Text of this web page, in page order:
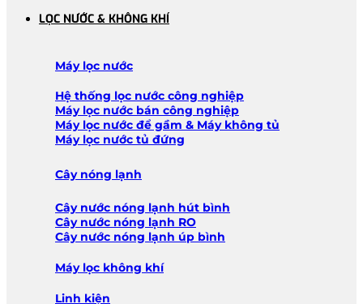
LỌC NƯỚC & KHÔNG KHÍ
Máy lọc nước
Hệ thống lọc nước công nghiệp
Máy lọc nước bán công nghiệp
Máy lọc nước để gầm & Máy không tủ
Máy lọc nước tủ đứng
Cây nóng lạnh
Cây nước nóng lạnh hút bình
Cây nước nóng lạnh RO
Cây nước nóng lạnh úp bình
Máy lọc không khí
Linh kiện